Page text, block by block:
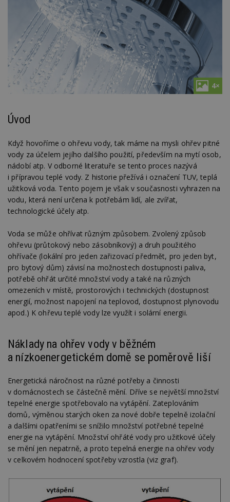
4×
Úvod
Když hovoříme o ohřevu vody, tak máme na mysli ohřev pitné
vody za účelem jejího dalšího použití, především na mytí osob,
nádobí atp. V odborné literatuře se tento proces nazývá
i přípravou teplé vody. Z historie přežívá i označení TUV, teplá
užitková voda. Tento pojem je však v současnosti vyhrazen na
vodu, která není určena k potřebám lidí, ale zvířat,
technologické účely atp.
Voda se může ohřívat různým způsobem. Zvolený způsob
ohřevu (průtokový nebo zásobníkový) a druh použitého
ohřívače (lokální pro jeden zařizovací předmět, pro jeden byt,
pro bytový dům) závisí na možnostech dostupnosti paliva,
potřebě ohřát určité množství vody a také na různých
omezeních v místě, prostorových i technických (dostupnost
energií, možnost napojení na teplovod, dostupnost plynovodu
apod.) K ohřevu teplé vody lze využít i solární energii.
Náklady na ohřev vody v běžném
a nízkoenergetickém domě se poměrově liší
Energetická náročnost na různé potřeby a činnosti
v domácnostech se částečně mění. Dříve se největší množství
tepelné energie spotřebovalo na vytápění. Zateplováním
domů, výměnou starých oken za nové dobře tepelně izolační
a dalšími opatřeními se snížilo množství potřebné tepelné
energie na vytápění. Množství ohřáté vody pro užitkové účely
se mění jen nepatrně, a proto tepelná energie na ohřev vody
v celkovém hodnocení spotřeby vzrostla (viz graf).